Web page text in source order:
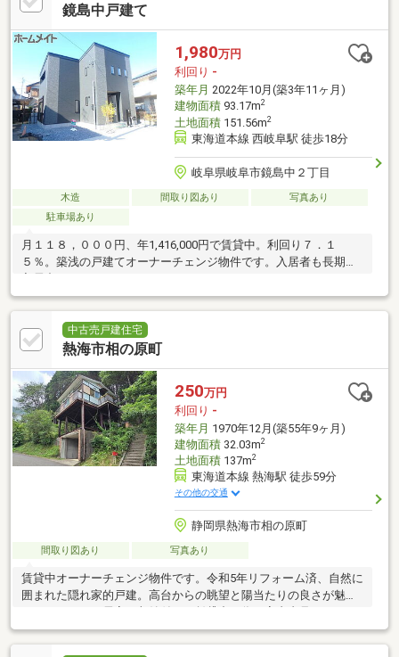
鏡島中戸建て
1,980万円
利回り -
築年月 2022年10月(築3年11ヶ月)
建物面積93.17m2
土地面積151.56m2
東海道本線 西岐阜駅 徒歩18分
岐阜県岐阜市鏡島中２丁目
木造 間取り図あり
写真あり
駐車場あり
月１１８，０００円、年1,416,000円で賃貸中。利回り７．１
５％。築浅の戸建てオーナーチェンジ物件です。入居者も長期で
中古売戸建住宅
熱海市相の原町
250万円
利回り -
築年月 1970年12月(築55年9ヶ月)
建物面積32.03m2
土地面積137m2
東海道本線 熱海駅 徒歩59分
その他の交通
静岡県熱海市相の原町
間取り図あり 写真あり
賃貸中オーナーチェンジ物件です。令和5年リフォーム済、自然に
囲まれた隠れ家的戸建。高台からの眺望と陽当たりの良さが魅力
ります。